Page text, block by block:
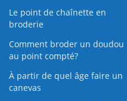
Le point de chaînette en
broderie
Comment broder un doudou
au point compté?
À partir de quel âge faire un
canevas